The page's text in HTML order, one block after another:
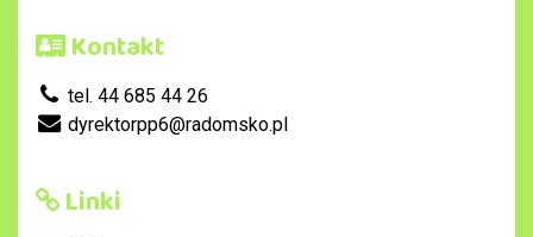
Kontakt
tel. 44 685 44 26
dyrektorpp6@radomsko.pl
Linki